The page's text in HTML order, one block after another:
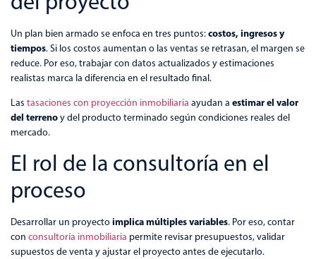
Un plan bien armado se enfoca en tres puntos:costos, ingresos y
tiempos. Si los costos aumentan o las ventas se retrasan, el margen se
reduce. Por eso, trabajar con datos actualizados y estimaciones
realistas marca la diferencia en el resultado final.
Las tasaciones con proyección inmobiliaria ayudan a estimar el valor
del terrenoy del producto terminado según condiciones reales del
mercado.
El rol de la consultoría en el
proceso
Desarrollar un proyectoimplica múltiples variables. Por eso, contar
con consultoría inmobiliaria permite revisar presupuestos, validar
supuestos de venta y ajustar el proyecto antes de ejecutarlo.